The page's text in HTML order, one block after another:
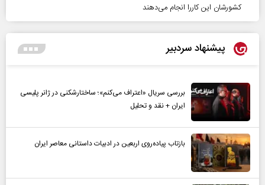
کشورشان این کاررا انجام می‌دهند
پیشنهاد سردبیر
بررسی سریال «اعتراف می‌کنم»؛ ساختارشکنی در ژانر پلیسی
ایران + نقد و تحلیل
بازتاب پیاده‌روی اربعین در ادبیات داستانی معاصر ایران